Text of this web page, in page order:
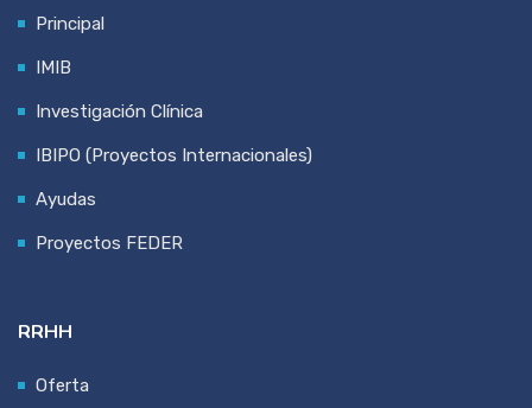
Principal
IMIB
Investigación Clínica
IBIPO (Proyectos Internacionales)
Ayudas
Proyectos FEDER
RRHH
Oferta